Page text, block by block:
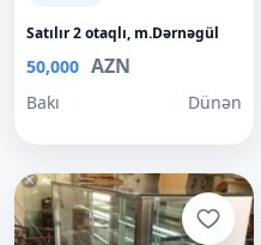
Satılır 2 otaqlı, m.Dərnəgül
50,000 AZN
Bakı Dünən